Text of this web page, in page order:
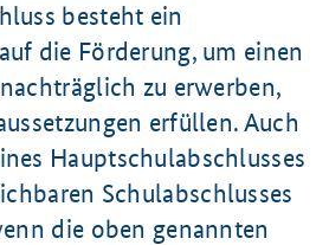
besteht ein
die Förderung, um einen
zu erwerben,
erfüllen. Auch
Hauptschulabschlusses
Schulabschlusses
die oben genannten